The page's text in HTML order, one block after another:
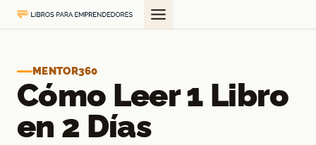
Saltar
al
MENTOR360
Cómo Leer 1 Libro
en 2 Días